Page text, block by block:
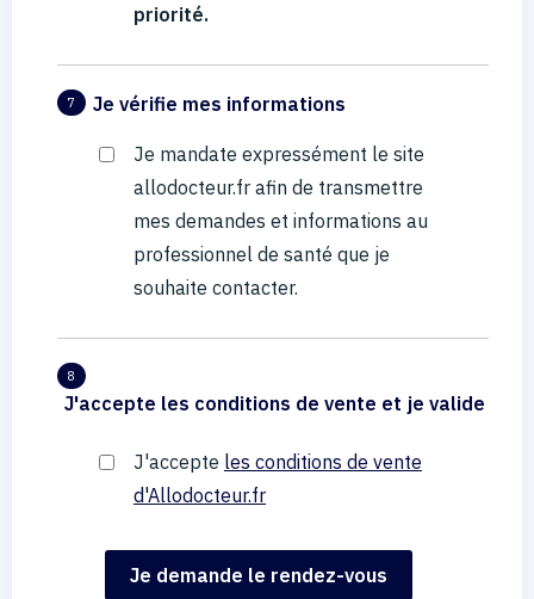
priorité.
7 Je vérifie mes informations
Je mandate expressément le site
allodocteur.fr afin de transmettre
mes demandes et informations au
professionnel de santé que je
souhaite contacter.
8
J'accepte les conditions de vente et je valide
J'accepte les conditions de vente
d'Allodocteur.fr